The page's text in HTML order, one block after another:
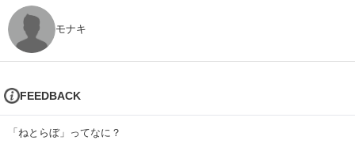
モナキ
FEEDBACK
「ねとらぼ」ってなに？